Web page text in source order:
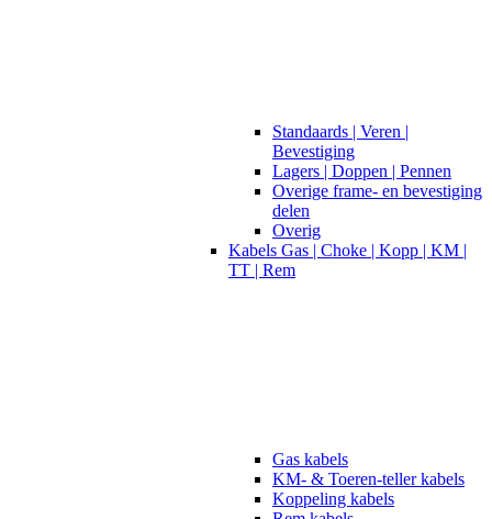
Standaards | Veren |
Bevestiging
Lagers | Doppen | Pennen
Overige frame- en bevestiging
delen
Overig
Kabels Gas | Choke | Kopp | KM |
TT | Rem
Gas kabels
KM- & Toeren-teller kabels
Koppeling kabels